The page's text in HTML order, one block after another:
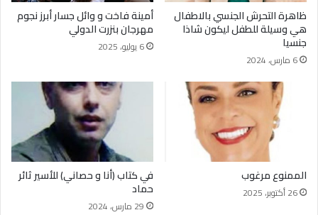
ظاهرة التحرش الجنسي بالاطفال
هي وسيلة للطفل ليكون شاذا
جنسيا
6 مارس، 2024
أمينة فاخت و وائل جسار أبرز نجوم
مهرجان بنزرت الدولي
6 يوليو، 2025
الممنوع مرغوب
26 أكتوبر، 2025
في كتاب (أنا و حصاني) للأسير ثائر
حماد
29 مارس، 2024